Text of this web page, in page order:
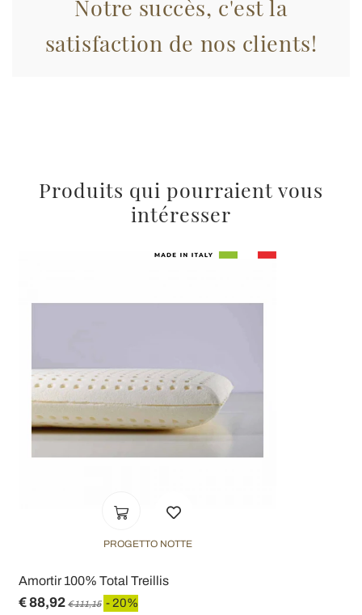
pubblicità e social media, i quali potrebbero combinarle
con altre informazioni che ha fornito loro o che hanno
Notre succès, c'est la
satisfaction de nos clients!
Produits qui pourraient vous
intéresser
PROGETTO NOTTE
Amortir 100% Total Treillis
€ 88,92 € 111,15 - 20%